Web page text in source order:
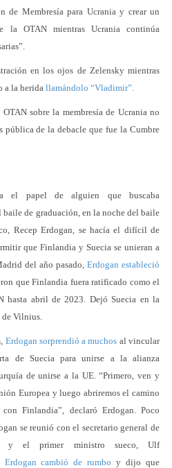
de Membresía para Ucrania y crear un
la OTAN mientras Ucrania continúa
en los ojos de Zelensky mientras
a la herida llamándolo “Vladimir”.
sobre la membresía de Ucrania no
pública de la debacle que fue la Cumbre
el papel de alguien que buscaba
baile de graduación, en la noche del baile
Recep Erdogan, se hacía el difícil de
que Finlandia y Suecia se unieran a
del año pasado, Erdogan estableció
que Finlandia fuera ratificado como el
hasta abril de 2023. Dejó Suecia en la
de Vilnius.
Erdogan sorprendió a muchos al vincular
de Suecia para unirse a la alianza
de unirse a la UE. “Primero, ven y
Europea y luego abriremos el camino
Finlandia”, declaró Erdogan. Poco
se reunió con el secretario general de
y el primer ministro sueco, Ulf
cambió de rumbo y dijo que